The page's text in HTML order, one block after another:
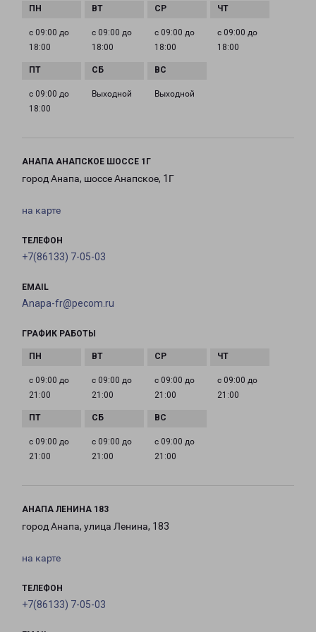
с 09:00 до
18:00
с 09:00 до
18:00
с 09:00 до
18:00
с 09:00 до
18:00
с 09:00 до
18:00
Выходной Выходной
АНАПА АНАПСКОЕ ШОССЕ 1Г
город Анапа, шоссе Анапское, 1Г
на карте
ТЕЛЕФОН
+7(86133) 7-05-03
EMAIL
Anapa-fr@pecom.ru
ГРАФИК РАБОТЫ
с 09:00 до
21:00
с 09:00 до
21:00
с 09:00 до
21:00
с 09:00 до
21:00
с 09:00 до
21:00
с 09:00 до
21:00
с 09:00 до
21:00
АНАПА ЛЕНИНА 183
город Анапа, улица Ленина, 183
на карте
ТЕЛЕФОН
+7(86133) 7-05-03